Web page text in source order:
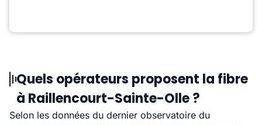
Quels opérateurs proposent la fibre
à Raillencourt-Sainte-Olle ?
Selon les données du dernier observatoire du